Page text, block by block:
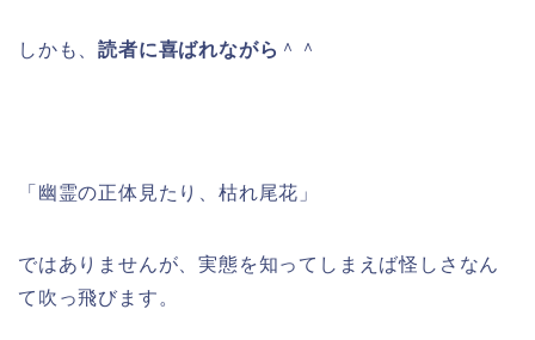
しかも、読者に喜ばれながら ＾＾
「幽霊の正体見たり、枯れ尾花」
ではありませんが、実態を知ってしまえば怪しさなん
て吹っ飛びます。